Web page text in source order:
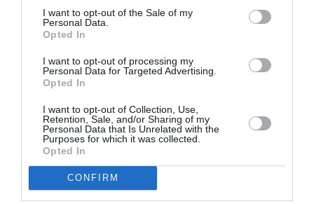
I want to opt-out of the Sale of my
Personal Data.
Opted In
I want to opt-out of processing my
Personal Data for Targeted Advertising.
Opted In
I want to opt-out of Collection, Use,
Retention, Sale, and/or Sharing of my
Personal Data that Is Unrelated with the
Purposes for which it was collected.
Opted In
CONFIRM
• Stocarea si centralizarea informatiilor despre
privind protectia datelor cu caracter personal;
• Auditarea activitatilor angajatilor MAE (atat a
agentilor din Call Center cat si a personalului
consular -care opereaza in cadrul sistemului);
• Eficientizarea comunicarii intre MAE si cetatean,